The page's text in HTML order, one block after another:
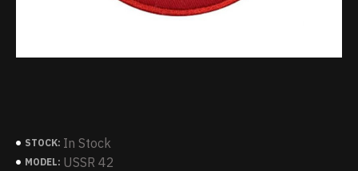
STOCK: In Stock
MODEL: USSR 42